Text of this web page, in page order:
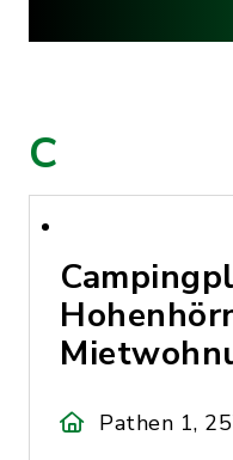
C
Pathen 1,